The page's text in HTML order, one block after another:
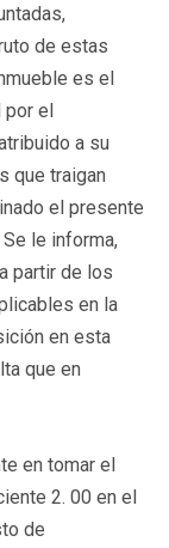
de estas
es el
por el
a su
que traigan
el presente
le informa,
partir de los
en la
en esta
que en
en tomar el
2. 00 en el
de